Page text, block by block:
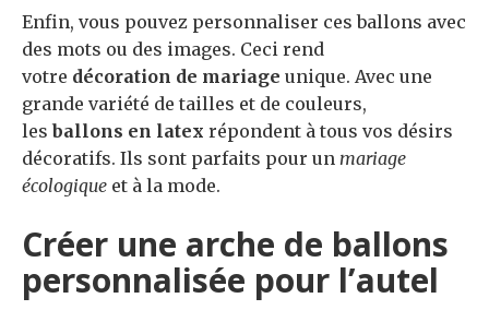
Enfin, vous pouvez personnaliser ces ballons avec
des mots ou des images. Ceci rend
votre décoration de mariage unique. Avec une
grande variété de tailles et de couleurs,
lesballons en latex répondent à tous vos désirs
décoratifs. Ils sont parfaits pour un mariage
écologique et à la mode.
Créer une arche de ballons
personnalisée pour l’autel